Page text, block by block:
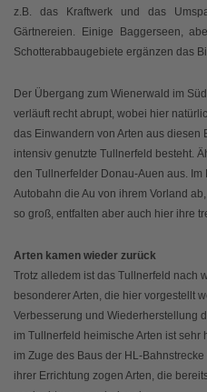
z.B. das Kraftwerk und das
Gärtnereien. Einige Baggerseen,
Schotterabbaugebiete ergänzen das
Der Übergang zum Wienerwald im
verläuft recht abrupt, wobei hier
das Einwandern von Arten aus diesen
intensiv genutzte Tullnerfeld besteht.
den Tullnerfelder Donau-Auen aus.
Autobahn die Au von ihrem Vorland
so groß, entfalten aber auch hier ihre
Arten kamen wieder zurück
Trotz alledem ist das Tullnerfeld nach
besonderer Arten, die hier vorgestellt
Verbesserung und Wiederherstellung
im Tullnerfeld heimische Arten ist
im Zuge des Baus der HL-
ihrer Errichtung zogen Arten, die